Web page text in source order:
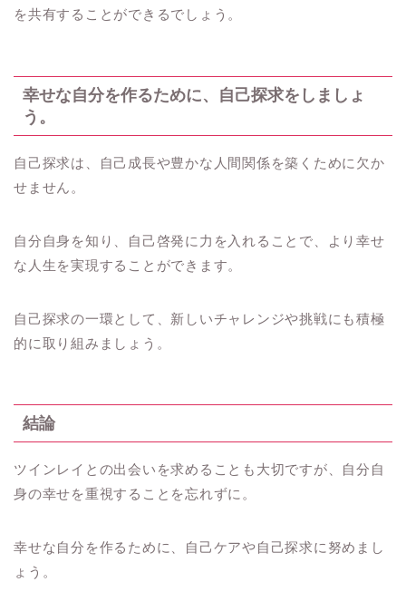
を共有することができるでしょう。
幸せな自分を作るために、自己探求をしましょ
う。
自己探求は、自己成長や豊かな人間関係を築くために欠か
せません。
自分自身を知り、自己啓発に力を入れることで、より幸せ
な人生を実現することができます。
自己探求の一環として、新しいチャレンジや挑戦にも積極
的に取り組みましょう。
結論
ツインレイとの出会いを求めることも大切ですが、自分自
身の幸せを重視することを忘れずに。
幸せな自分を作るために、自己ケアや自己探求に努めまし
ょう。